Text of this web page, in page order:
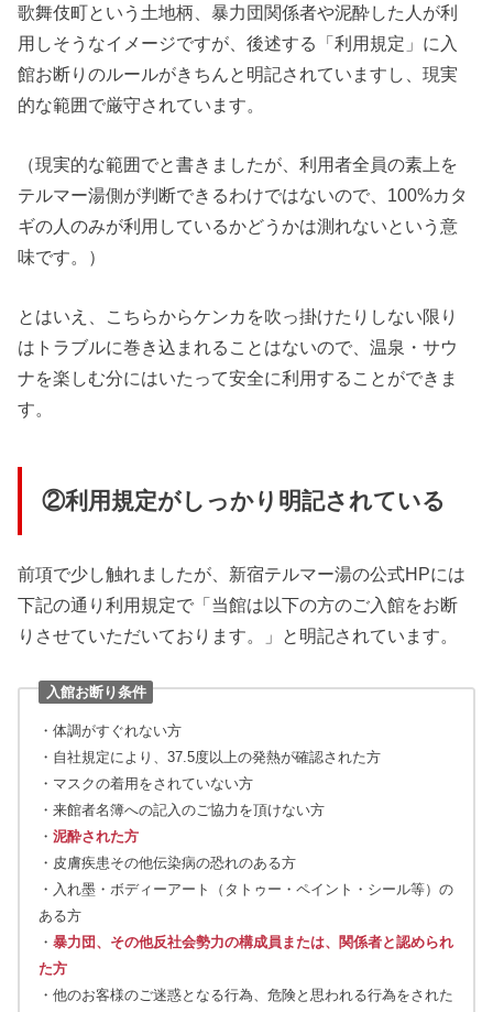
歌舞伎町という土地柄、暴力団関係者や泥酔した人が利
用しそうなイメージですが、後述する「利用規定」に入
館お断りのルールがきちんと明記されていますし、現実
的な範囲で厳守されています。
（現実的な範囲でと書きましたが、利用者全員の素上を
テルマー湯側が判断できるわけではないので、100%カタ
ギの人のみが利用しているかどうかは測れないという意
味です。）
とはいえ、こちらからケンカを吹っ掛けたりしない限り
はトラブルに巻き込まれることはないので、温泉・サウ
ナを楽しむ分にはいたって安全に利用することができま
す。
②利用規定がしっかり明記されている
前項で少し触れましたが、新宿テルマー湯の公式HPには
下記の通り利用規定で「当館は以下の方のご入館をお断
りさせていただいております。」と明記されています。
入館お断り条件
・体調がすぐれない方
・自社規定により、37.5度以上の発熱が確認された方
・マスクの着用をされていない方
・来館者名簿への記入のご協力を頂けない方
・泥酔された方
・皮膚疾患その他伝染病の恐れのある方
・入れ墨・ボディーアート（タトゥー・ペイント・シール等）の
ある方
・暴力団、その他反社会勢力の構成員または、関係者と認められ
た方
・他のお客様のご迷惑となる行為、危険と思われる行為をされた